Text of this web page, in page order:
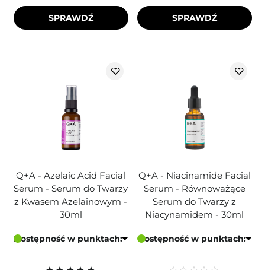
SPRAWDŹ SPRAWDŹ
Q+A - Azelaic Acid Facial
Serum - Serum do Twarzy
z Kwasem Azelainowym -
30ml
Dostępność w punktach:
Q+A - Niacinamide Facial
Serum - Równoważące
Serum do Twarzy z
Niacynamidem - 30ml
Dostępność w punktach: